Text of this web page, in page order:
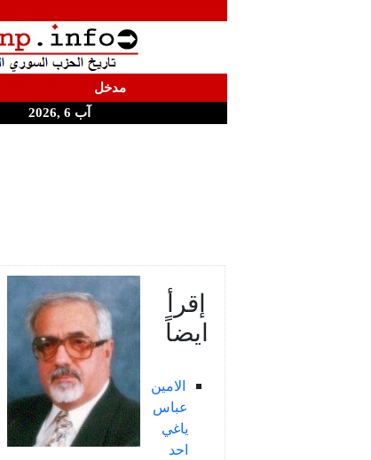
مدخل
آب 6 ,2026
إقرأ
ايضاً
الامين
عباس
ياغي
احد